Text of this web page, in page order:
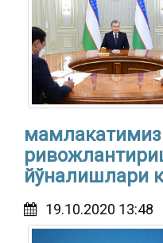
йўналишлари
19.10.2020 13:48